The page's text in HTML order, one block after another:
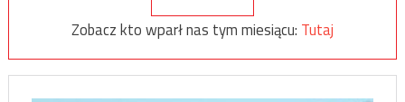
Zobacz kto wparł nas tym miesiącu: Tutaj